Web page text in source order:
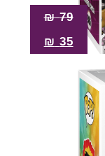
79
₪
35
₪